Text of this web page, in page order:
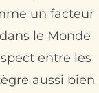
un facteur
le Monde
entre les
aussi bien